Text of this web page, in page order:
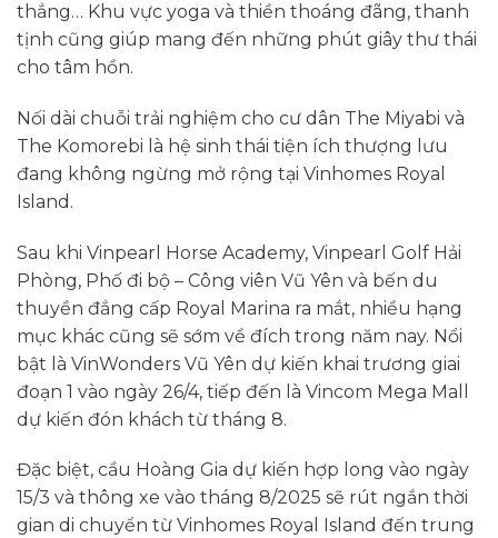
thẳng… Khu vực yoga và thiền thoáng đãng, thanh
tịnh cũng giúp mang đến những phút giây thư thái
cho tâm hồn.
Nối dài chuỗi trải nghiệm cho cư dân The Miyabi và
The Komorebi là hệ sinh thái tiện ích thượng lưu
đang không ngừng mở rộng tại Vinhomes Royal
Island.
Sau khi Vinpearl Horse Academy, Vinpearl Golf Hải
Phòng, Phố đi bộ – Công viên Vũ Yên và bến du
thuyền đẳng cấp Royal Marina ra mắt, nhiều hạng
mục khác cũng sẽ sớm về đích trong năm nay. Nổi
bật là VinWonders Vũ Yên dự kiến khai trương giai
đoạn 1 vào ngày 26/4, tiếp đến là Vincom Mega Mall
dự kiến đón khách từ tháng 8.
Đặc biệt, cầu Hoàng Gia dự kiến hợp long vào ngày
15/3 và thông xe vào tháng 8/2025 sẽ rút ngắn thời
gian di chuyển từ Vinhomes Royal Island đến trung